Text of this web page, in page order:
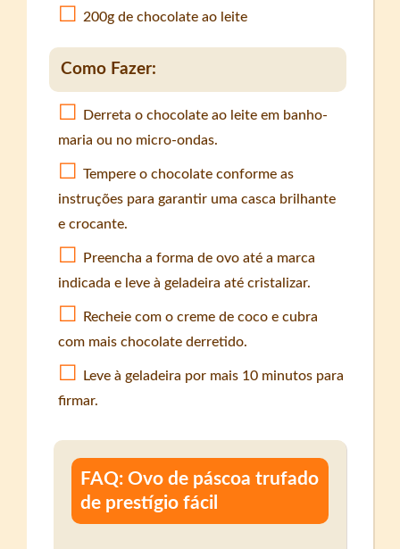
200g de chocolate ao leite
Como Fazer:
Derreta o chocolate ao leite em banho-
maria ou no micro-ondas.
Tempere o chocolate conforme as
instruções para garantir uma casca brilhante
e crocante.
Preencha a forma de ovo até a marca
indicada e leve à geladeira até cristalizar.
Recheie com o creme de coco e cubra
com mais chocolate derretido.
Leve à geladeira por mais 10 minutos para
firmar.
FAQ: Ovo de páscoa trufado
de prestígio fácil